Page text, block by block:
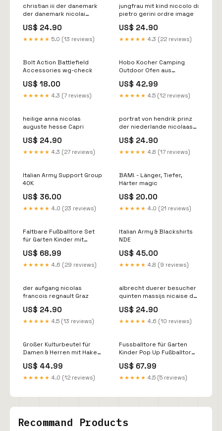
christian iii der danemark
der danemark nicolai
US$ 24.90
★★★★★ 5.0 (13 reviews)
jungfrau mit kind niccolo di
pietro gerini ordre image
US$ 24.90
★★★★★ 4.3 (22 reviews)
Bolt Action Battlefield
Accessories wg-check
US$ 18.00
★★★★★ 4.3 (7 reviews)
Hobo Kocher Camping
Outdoor Ofen aus
Repricer
US$ 42.99
★★★★★ 4.5 (12 reviews)
heilige anna nicolas
auguste hesse Capri
US$ 24.90
★★★★★ 4.3 (27 reviews)
portrat von hendrik prinz
der niederlande nicolaas
US$ 24.90
★★★★★ 4.8 (17 reviews)
Italian Army Support Group
40K
US$ 36.00
★★★★★ 4.0 (23 reviews)
BAM! - Länger, Tiefer,
Härter magic
US$ 20.00
★★★★★ 4.0 (21 reviews)
Faltbare Fußballtore Set
für Garten Kinder mit
PionierMarkt bestellt
US$ 68.99
★★★★★ 4.6 (29 reviews)
Italian Army & Blackshirts
NDE
US$ 45.00
★★★★★ 4.8 (9 reviews)
der aufgang nicolas
francois regnault Graz
US$ 24.90
★★★★★ 4.5 (13 reviews)
albrecht duerer besucher
quinten massijs nicaise de
US$ 24.90
★★★★★ 4.6 (10 reviews)
Großer Kulturbeutel für
Damen & Herren mit Haken
Pseudo Dropshipping
Artikel
US$ 44.99
★★★★★ 4.0 (12 reviews)
Fussballtore für Garten
Kinder Pop Up Fußballtor
Shopify www.regiolust.de
bestellt
US$ 67.99
★★★★★ 4.5 (5 reviews)
Recommand Products